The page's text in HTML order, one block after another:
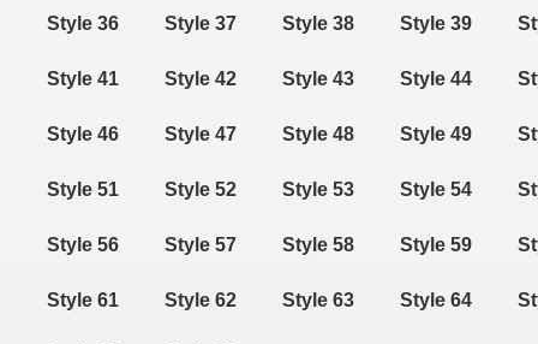
Style 36 Style 37 Style 38 Style 39
Style 41 Style 42 Style 43 Style 44
Style 46 Style 47 Style 48 Style 49
Style 51 Style 52 Style 53 Style 54
Style 56 Style 57 Style 58 Style 59
Style 61 Style 62 Style 63 Style 64